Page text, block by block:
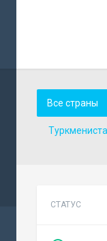
Все страны
СТАТУС